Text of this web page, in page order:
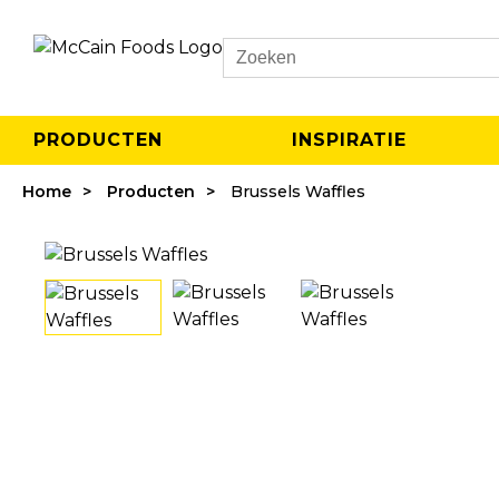
Search
PRODUCTEN INSPIRATIE
Home Producten Brussels Waffles